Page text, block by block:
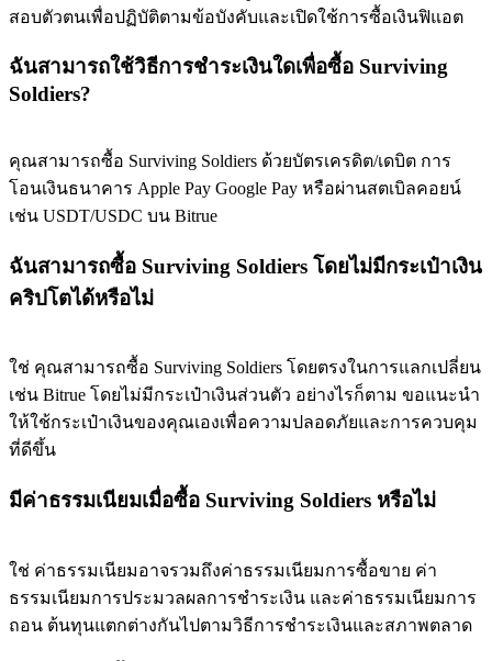
กิจกรรมเพิ่มเติม
รับรางวัลและสิทธิพิเศษสุดพิเศษ
เข้าสู่ระบบลงชื่อ
สอบตัวตนเพื่อปฏิบัติตามข้อบังคับและเปิดใช้การซื้อเงินฟิแอต
ฉันสามารถใช้วิธีการชำระเงินใดเพื่อซื้อ Surviving
Soldiers?
คุณสามารถซื้อ Surviving Soldiers ด้วยบัตรเครดิต/เดบิต การ
โอนเงินธนาคาร Apple Pay Google Pay หรือผ่านสตเบิลคอยน์
เช่น USDT/USDC บน Bitrue
ฉันสามารถซื้อ Surviving Soldiers โดยไม่มีกระเป๋าเงิน
คริปโตได้หรือไม่
ใช่ คุณสามารถซื้อ Surviving Soldiers โดยตรงในการแลกเปลี่ยน
เช่น Bitrue โดยไม่มีกระเป๋าเงินส่วนตัว อย่างไรก็ตาม ขอแนะนำ
ให้ใช้กระเป๋าเงินของคุณเองเพื่อความปลอดภัยและการควบคุม
ที่ดีขึ้น
มีค่าธรรมเนียมเมื่อซื้อ Surviving Soldiers หรือไม่
ใช่ ค่าธรรมเนียมอาจรวมถึงค่าธรรมเนียมการซื้อขาย ค่า
ธรรมเนียมการประมวลผลการชำระเงิน และค่าธรรมเนียมการ
ถอน ต้นทุนแตกต่างกันไปตามวิธีการชำระเงินและสภาพตลาด